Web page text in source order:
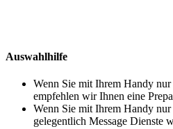
Auswahlhilfe
Wenn Sie mit Ihrem Handy
empfehlen wir Ihnen eine
Wenn Sie mit Ihrem Handy
gelegentlich Message Dienste